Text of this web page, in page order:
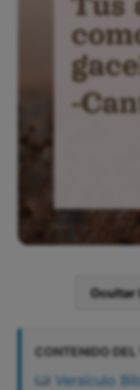
Ocultar
CONTENIDO DEL
Versículo